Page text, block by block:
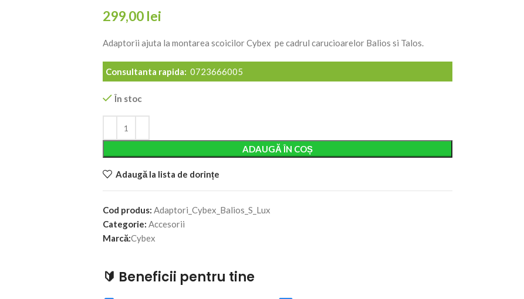
299,00 lei
Adaptorii ajuta la montarea scoicilor Cybex pe cadrul carucioarelor Balios si Talos.
Consultanta rapida: 0723666005
În stoc
ADAUGĂ ÎN COȘ
Adaugă la lista de dorințe
Cod produs: Adaptori_Cybex_Balios_S_Lux
Categorie: Accesorii
Marcă:Cybex
🔰 Beneficii pentru tine